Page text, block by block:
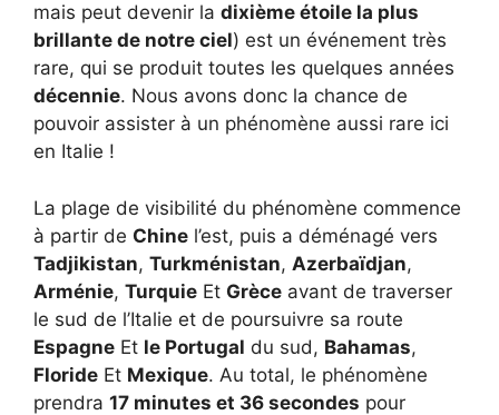
mais peut devenir la dixième étoile la plus
brillante de notre ciel) est un événement très
rare, qui se produit toutes les quelques années
décennie. Nous avons donc la chance de
pouvoir assister à un phénomène aussi rare ici
en Italie !
La plage de visibilité du phénomène commence
à partir de Chine l’est, puis a déménagé vers
Tadjikistan, Turkménistan, Azerbaïdjan,
Arménie, Turquie Et Grèce avant de traverser
le sud de l’Italie et de poursuivre sa route
Espagne Et le Portugal du sud, Bahamas,
Floride Et Mexique. Au total, le phénomène
prendra 17 minutes et 36 secondes pour